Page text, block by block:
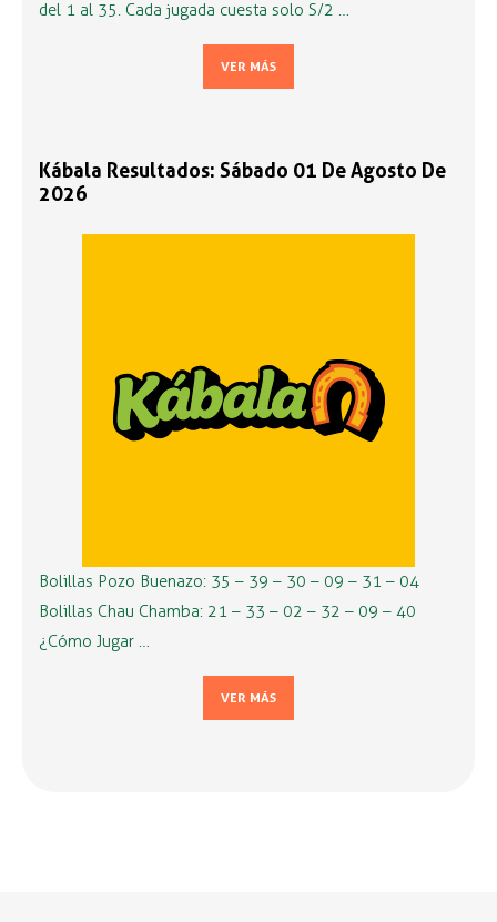
del 1 al 35. Cada jugada cuesta solo S/2 …
VER MÁS
Kábala Resultados: Sábado 01 De Agosto De
2026
Bolillas Pozo Buenazo: 35 – 39 – 30 – 09 – 31 – 04
Bolillas Chau Chamba: 21 – 33 – 02 – 32 – 09 – 40
¿Cómo Jugar …
VER MÁS